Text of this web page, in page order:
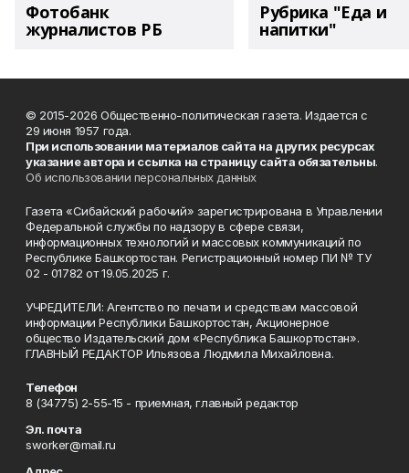
Фотобанк
журналистов РБ
Рубрика "Еда и
напитки"
© 2015-2026 Общественно-политическая газета. Издается с
29 июня 1957 года.
При использовании материалов сайта на других ресурсах
указание автора и ссылка на страницу сайта обязательны.
Об использовании персональных данных
Газета «Сибайский рабочий» зарегистрирована в Управлении
Федеральной службы по надзору в сфере связи,
информационных технологий и массовых коммуникаций по
Республике Башкортостан. Регистрационный номер ПИ № ТУ
02 - 01782 от 19.05.2025 г.
УЧРЕДИТЕЛИ: Агентство по печати и средствам массовой
информации Республики Башкортостан, Акционерное
общество Издательский дом «Республика Башкортостан».
ГЛАВНЫЙ РЕДАКТОР Ильязова Людмила Михайловна.
Телефон
8 (34775) 2-55-15 - приемная, главный редактор
Эл. почта
sworker@mail.ru